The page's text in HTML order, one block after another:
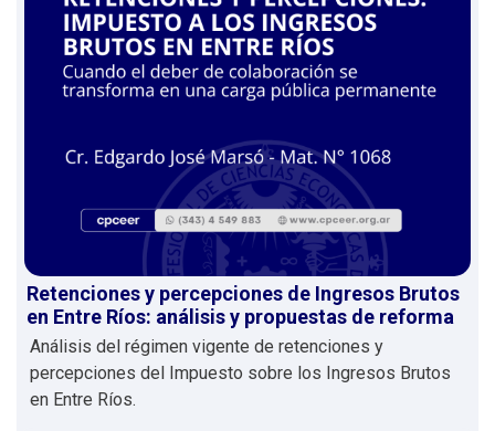
Retenciones y percepciones de Ingresos Brutos
en Entre Ríos: análisis y propuestas de reforma
Análisis del régimen vigente de retenciones y
percepciones del Impuesto sobre los Ingresos Brutos
en Entre Ríos.